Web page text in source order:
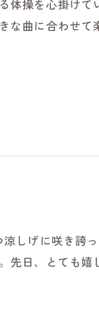
体操を心掛け
な曲に合わせて
しげに咲き誇
日、とても嬉